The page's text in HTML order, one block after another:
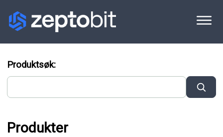
Produktsøk:
Produkter